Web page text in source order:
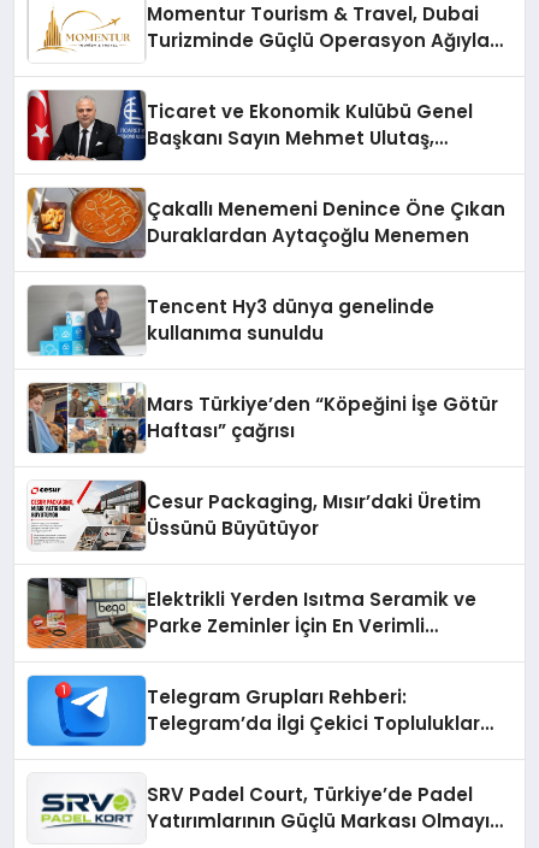
Momentur Tourism & Travel, Dubai
Turizminde Güçlü Operasyon Ağıyla
Ticaret ve Ekonomik Kulübü Genel
Başkanı Sayın Mehmet Ulutaş,
Çakallı Menemeni Denince Öne Çıkan
Duraklardan Aytaçoğlu Menemen
Tencent Hy3 dünya genelinde
kullanıma sunuldu
Mars Türkiye’den “Köpeğini İşe Götür
Haftası” çağrısı
Cesur Packaging, Mısır’daki Üretim
Üssünü Büyütüyor
Elektrikli Yerden Isıtma Seramik ve
Parke Zeminler İçin En Verimli
Telegram Grupları Rehberi:
Telegram’da İlgi Çekici Topluluklar
SRV Padel Court, Türkiye’de Padel
Yatırımlarının Güçlü Markası Olmayı